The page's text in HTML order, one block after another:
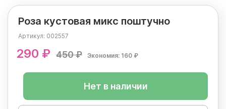
Роза кустовая микс поштучно
Артикул: 002557
290 ₽ 450 ₽ Экономия: 160 ₽
Нет в наличии